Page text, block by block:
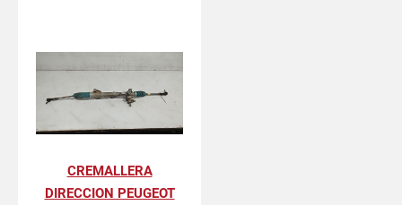
CREMALLERA
DIRECCION PEUGEOT